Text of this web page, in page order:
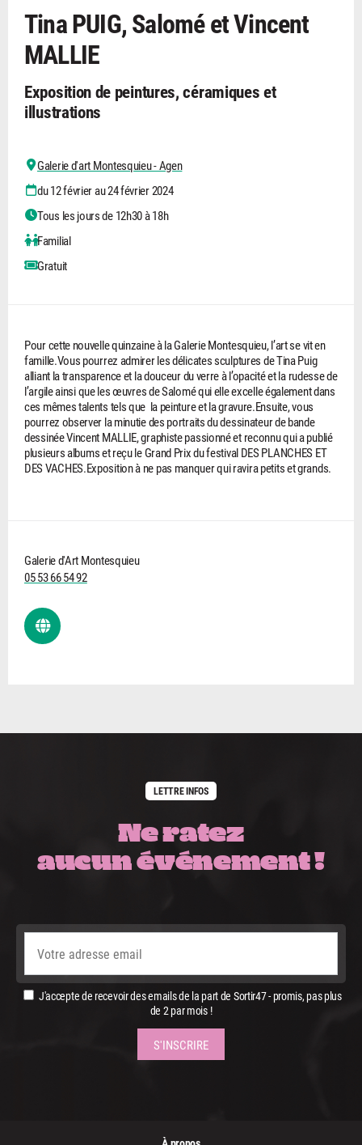
Tina PUIG, Salomé et Vincent
MALLIE
Exposition de peintures, céramiques et
illustrations
Galerie d'art Montesquieu - Agen
du 12 février au 24 février 2024
Tous les jours de 12h30 à 18h
Familial
Gratuit
Pour cette nouvelle quinzaine à la Galerie Montesquieu, l’art se vit en
famille.Vous pourrez admirer les délicates sculptures de Tina Puig
alliant la transparence et la douceur du verre à l’opacité et la rudesse de
l’argile ainsi que les œuvres de Salomé qui elle excelle également dans
ces mêmes talents tels que la peinture et la gravure.Ensuite, vous
pourrez observer la minutie des portraits du dessinateur de bande
dessinée Vincent MALLIE, graphiste passionné et reconnu qui a publié
plusieurs albums et reçu le Grand Prix du festival DES PLANCHES ET
DES VACHES.Exposition à ne pas manquer qui ravira petits et grands.
Galerie d'Art Montesquieu
05 53 66 54 92
LETTRE INFOS
Ne ratez
aucun événement !
J'accepte de recevoir des emails de la part de Sortir47 - promis, pas plus
de 2 par mois !